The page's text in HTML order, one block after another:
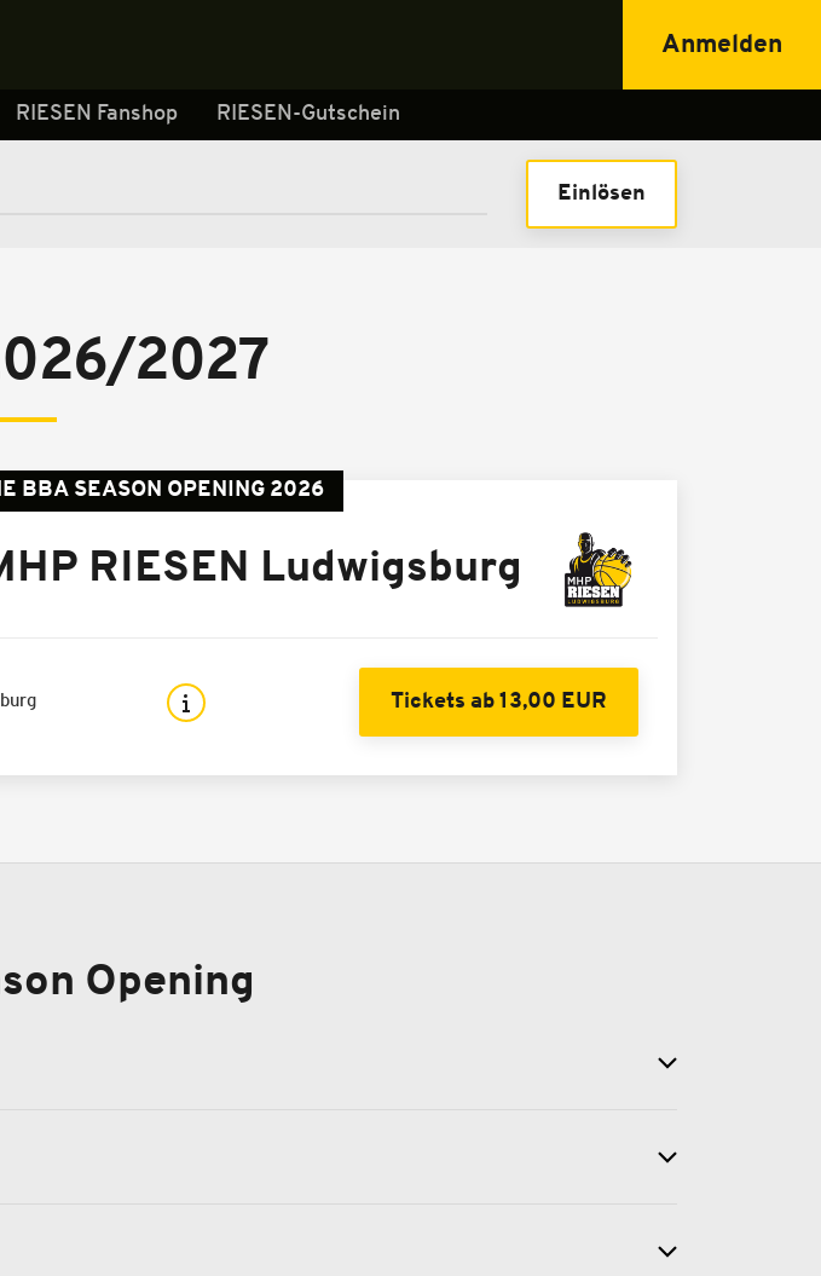
Anmelden
RIESEN Fanshop RIESEN-Gutschein
Einlösen
2027
BBA SEASON OPENING 2026
RIESEN Ludwigsburg
Tickets ab 13,00 EUR
Opening